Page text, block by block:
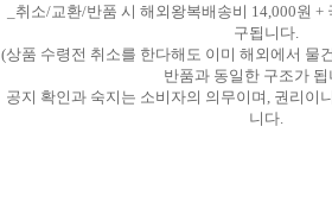
_취소/교환/반품 시 해외왕복배송비 14,000원
구됩니다.
(상품 수령전 취소를 한다해도 이미 해외에서 물
반품과 동일한 구조가 됩
공지 확인과 숙지는 소비자의 의무이며, 권리이
니다.